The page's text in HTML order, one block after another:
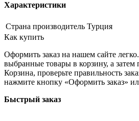
Характеристики
Страна производитель Турция
Как купить
Оформить заказ на нашем сайте
выбранные товары в корзину, а затем
Корзина, проверьте правильность
нажмите кнопку «Оформить заказ»
Быстрый заказ